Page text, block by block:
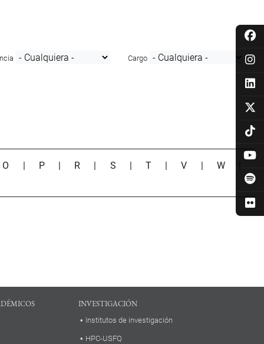
Cargo
O P R S |T |V W
INVESTIGACIÓN
Institutos de investigación
HPC-USFQ